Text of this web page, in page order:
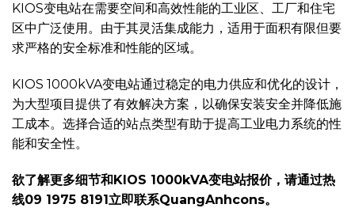
KIOS变电站在需要空间和高效性能的工业区、工厂和住宅
区中广泛使用。由于其灵活集成能力，适用于面积有限但要
求严格的安全标准和性能的区域。
KIOS 1000kVA变电站通过稳定的电力供应和优化的设计，
为大型项目提供了有效解决方案，以确保安装安全并降低施
工成本。选择合适的站点类型有助于提高工业电力系统的性
能和安全性。
欲了解更多细节和KIOS 1000kVA变电站报价，请通过热
线09 1975 8191立即联系QuangAnhcons。